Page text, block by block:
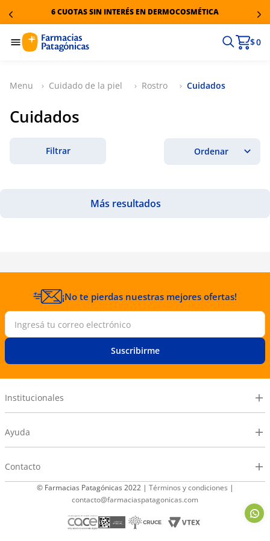
6 CUOTAS SIN INTERÉS EN DERMOCOSMÉTICA
$ 0
Cuidado de la piel Rostro Cuidados
Cuidados
Filtrar
¡No te pierdas nuestras mejores ofertas!
Suscribirme
Institucionales
Ayuda
Contacto
© Farmacias Patagónicas 2022 | Términos y condiciones |
contacto@farmaciaspatagonicas.com